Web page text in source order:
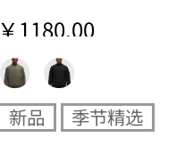
￥1180.00
新品 季节精选